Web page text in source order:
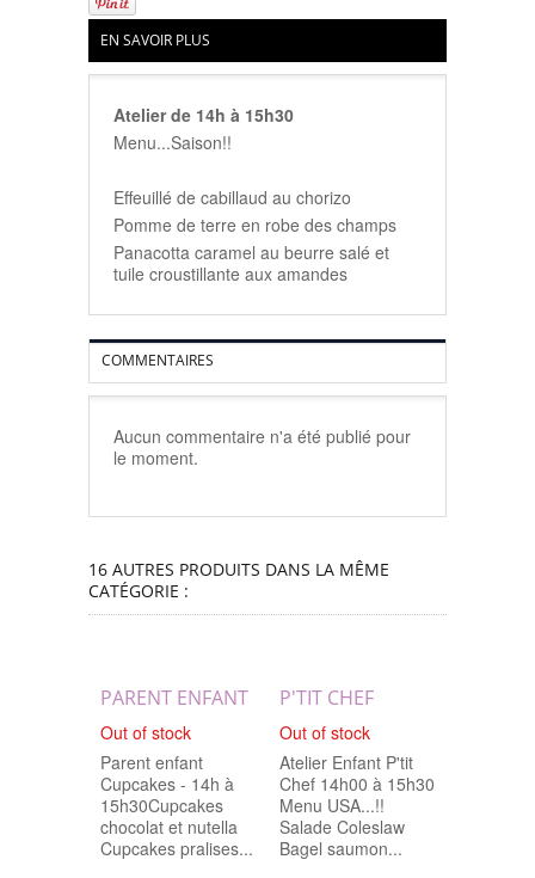
EN SAVOIR PLUS
Atelier de 14h à 15h30
Menu...Saison!!
Effeuillé de cabillaud au chorizo
Pomme de terre en robe des champs
Panacotta caramel au beurre salé et
tuile croustillante aux amandes
COMMENTAIRES
Aucun commentaire n'a été publié pour
le moment.
16 AUTRES PRODUITS DANS LA MÊME
CATÉGORIE :
PARENT ENFANT
Out of stock
Parent enfant
Cupcakes - 14h à
15h30Cupcakes
chocolat et nutella
Cupcakes pralises...
P'TIT CHEF
Out of stock
Atelier Enfant P'tit
Chef 14h00 à 15h30
Menu USA...!!
Salade Coleslaw
Bagel saumon...